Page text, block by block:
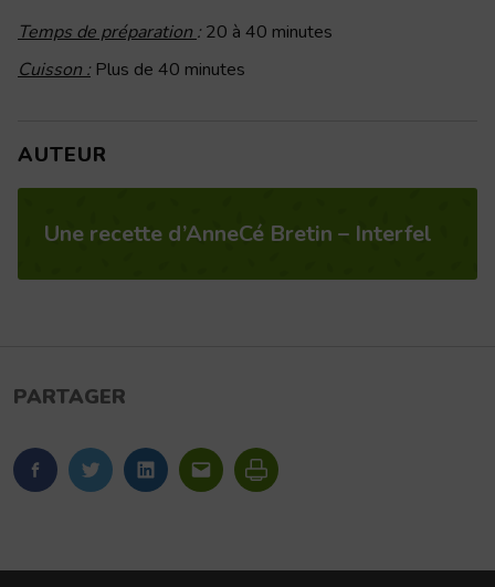
Temps de préparation : 20 à 40 minutes
Cuisson : Plus de 40 minutes
AUTEUR
Une recette d’AnneCé Bretin – Interfel
PARTAGER
FaceBookTwitterLinkedIn Imprimer